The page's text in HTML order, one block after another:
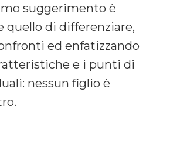
suggerimento è
quello di differenziare,
ed enfatizzando
e i punti di
nessun figlio è